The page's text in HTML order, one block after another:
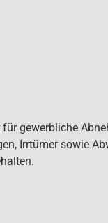
gewerbliche
Irrtümer sowie